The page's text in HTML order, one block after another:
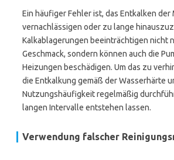
Ein häufiger Fehler ist, das Entkalken der
vernachlässigen oder zu lange
Kalkablagerungen beeinträchtigen nicht
Geschmack, sondern können auch die
Heizungen beschädigen. Um das zu
die Entkalkung gemäß der Wasserhärte
Nutzungshäufigkeit regelmäßig
langen Intervalle entstehen lassen.
Verwendung falscher